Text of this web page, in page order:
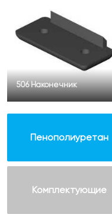
506 Наконечник
Пенополиуретан
Комплектующие